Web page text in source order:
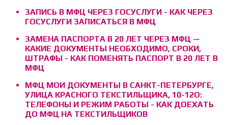
ЗАПИСЬ В МФЦ ЧЕРЕЗ ГОСУСЛУГИ - КАК ЧЕРЕЗ
ГОСУСЛУГИ ЗАПИСАТЬСЯ В МФЦ
ЗАМЕНА ПАСПОРТА В 20 ЛЕТ ЧЕРЕЗ МФЦ —
КАКИЕ ДОКУМЕНТЫ НЕОБХОДИМО, СРОКИ,
ШТРАФЫ - КАК ПОМЕНЯТЬ ПАСПОРТ В 20 ЛЕТ В
МФЦ
МФЦ МОИ ДОКУМЕНТЫ В САНКТ-ПЕТЕРБУРГЕ,
УЛИЦА КРАСНОГО ТЕКСТИЛЬЩИКА, 10-12О:
ТЕЛЕФОНЫ И РЕЖИМ РАБОТЫ - КАК ДОЕХАТЬ
ДО МФЦ НА ТЕКСТИЛЬЩИКОВ